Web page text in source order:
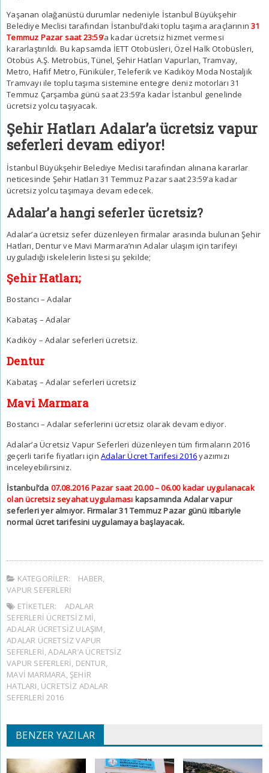
Yaşanan olağanüstü durumlar nedeniyle İstanbul Büyükşehir
Belediye Meclisi tarafından İstanbul’daki toplu taşıma araçlarının31
Temmuz Pazarsaat 23:59’a kadar ücretsiz hizmet vermesi
kararlaştırıldı. Bu kapsamda İETT Otobüsleri, Özel Halk Otobüsleri,
Otobüs A.Ş. Metrobüs, Tünel, Şehir Hatları Vapurları, Tramvay,
Metro, Hafif Metro, Füniküler, Teleferik ve Kadıköy Moda Nostaljik
Tramvayı ile toplu taşıma sistemine entegre deniz motorları 31
Temmuz Çarşamba günü saat 23:59’a kadar İstanbul genelinde
ücretsiz yolcu taşıyacak.
Şehir Hatları Adalar’a ücretsiz vapur
seferleri devam ediyor!
İstanbul Büyükşehir Belediye Meclisi tarafından alınana kararlar
neticesinde Şehir Hatları 31 Temmuz Pazar saat 23:59’a kadar
ücretsiz yolcu taşımaya devam edecek.
Adalar’a hangi seferler ücretsiz?
Adalar’a ücretsiz sefer düzenleyen firmalar arasında bulunan Şehir
Hatları, Dentur ve Mavi Marmara’nın Adalar ulaşım için tarifeyi
uyguladığı iskelelerin listesi şu şekilde;
Şehir Hatları;
Bostancı – Adalar
Kabataş – Adalar
Kadıköy – Adalar seferleri ücretsiz.
Dentur
Kabataş – Adalar seferleri ücretsiz
Mavi Marmara
Bostancı – Adalar seferlerini ücretsiz olarak devam ediyor.
Adalar’a Ücretsiz Vapur Seferleri düzenleyen tüm firmaların 2016
geçerli tarife fiyatları içinAdalar Ücret Tarifesi 2016yazımızı
inceleyebilirsiniz.
İstanbul’da 07.08.2016 Pazar saat 20.00 – 06.00 kadar uygulanacak
olan ücretsiz seyahat uygulaması kapsamında Adalar vapur
seferleri yer almıyor. Firmalar 31 Temmuz Pazar günü itibariyle
normal ücret tarifesini uygulamaya başlayacak.
KATEGORILER: HABER,
VAPUR SEFERLERI
ETIKETLER:
ADALAR
SEFERLERI ÜCRETSIZ MI,
ADALAR ÜCRETSIZ ULAŞIM,
ADALAR ÜCRETSIZ VAPUR
SEFERLERI,ADALAR’A ÜCRETSIZ
VAPUR SEFERLERI, DENTUR,
MAVI MARMARA, ŞEHIR
HATLARI, ÜCRETSIZ ADALAR
SEFERLERI 2016
BENZER YAZILAR